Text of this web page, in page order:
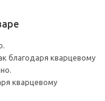
благодаря кварцевому
кварцевому